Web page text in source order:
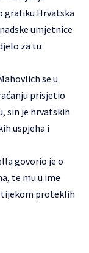
grafiku Hrvatska
umjetnice
za tu
se u
prisjetio
sin je hrvatskih
uspjeha i
govorio je o
te mu u ime
tijekom proteklih